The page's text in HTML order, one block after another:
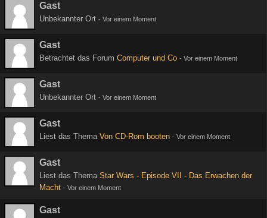
Gast
Unbekannter Ort - Vor einem Moment
Gast
Betrachtet das Forum Computer und Co - Vor einem Moment
Gast
Unbekannter Ort - Vor einem Moment
Gast
Liest das Thema Von CD-Rom booten - Vor einem Moment
Gast
Liest das Thema Star Wars - Episode VII - Das Erwachen der
Macht - Vor einem Moment
Gast